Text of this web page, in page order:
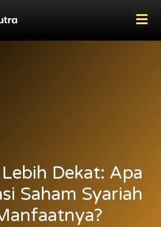
Dekat: Apa
Saham Syariah